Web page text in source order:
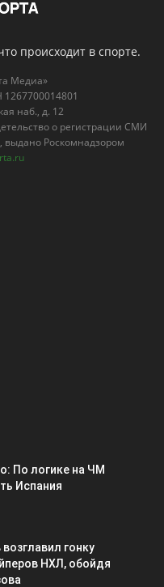
происходит в спорте.
Медиа»
наб., д. 12
о регистрации СМИ
выдано Роскомнадзором
По логике на ЧМ
Испания
гонку
НХЛ, обойдя